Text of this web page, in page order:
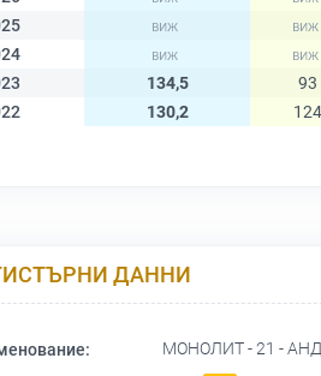
134,5 93
130,2
ДАННИ
МОНОЛИТ - 21 -